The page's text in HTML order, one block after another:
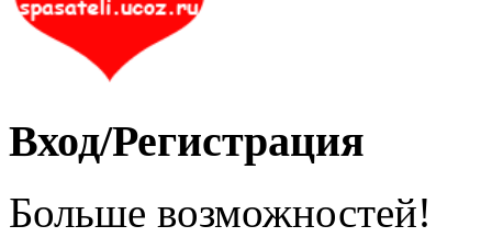
Вход/Регистрация
Больше возможностей!